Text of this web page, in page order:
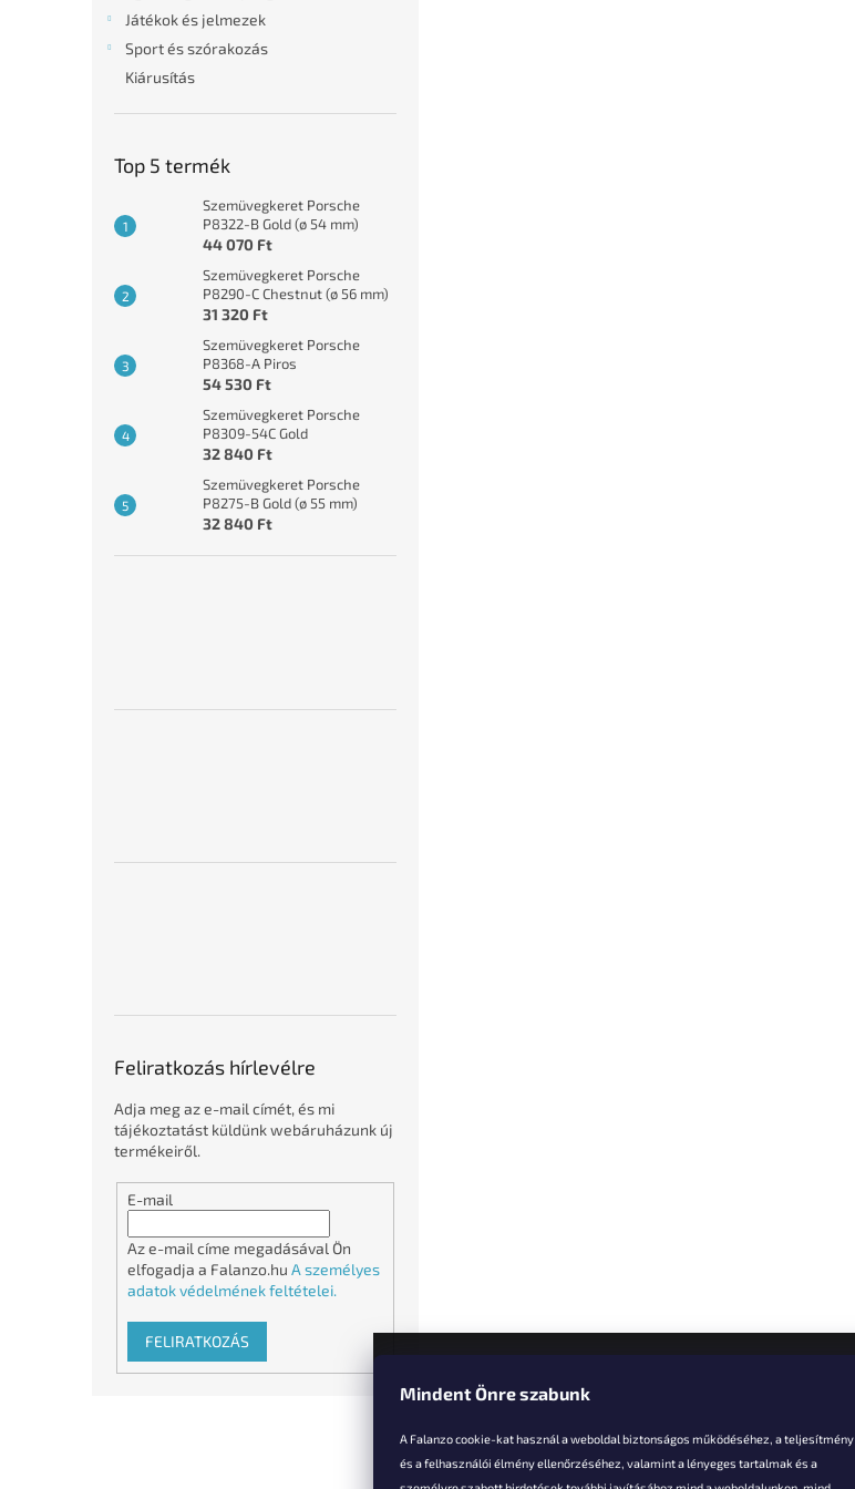
Mindent Önre szabunk
A Falanzo cookie-kat használ a weboldal biztonságos működéséhez, a teljesítmény
és a felhasználói élmény ellenőrzéséhez, valamint a lényeges tartalmak és a
Játékok és jelmezek
Sport és szórakozás
Kiárusítás
Top 5 termék
Szemüvegkeret Porsche
P8322-B Gold (ø 54 mm)
44 070 Ft
Szemüvegkeret Porsche
P8290-C Chestnut (ø 56 mm)
31 320 Ft
Szemüvegkeret Porsche
P8368-A Piros
54 530 Ft
Szemüvegkeret Porsche
P8309-54C Gold
32 840 Ft
Szemüvegkeret Porsche
P8275-B Gold (ø 55 mm)
32 840 Ft
Feliratkozás hírlevélre
Adja meg az e-mail címét, és mi
tájékoztatást küldünk webáruházunk új
termékeiről.
E-mail
Az e-mail címe megadásával Ön
elfogadja a Falanzo.hu A személyes
adatok védelmének feltételei.
FELIRATKOZÁS